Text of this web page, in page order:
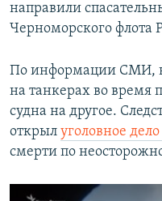
направили
Черноморского флота
По информации СМИ,
на танкерах во время
судна на другое.
открыл уголовное дело
смерти по